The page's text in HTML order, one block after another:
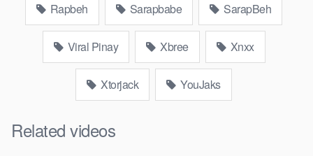
Rapbeh Sarapbabe SarapBeh
Viral Pinay Xbree Xnxx
Xtorjack YouJaks
Related videos